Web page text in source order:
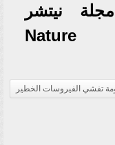
نيتشر
كوميونيكش Nature
تفشي الفيروسات الخطير